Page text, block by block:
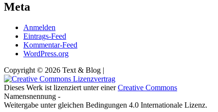
Meta
Anmelden
Eintrags-Feed
Kommentar-Feed
WordPress.org
Copyright © 2026 Text & Blog |
Dieses Werk ist lizenziert unter einerCreative Commons
Namensnennung -
Weitergabe unter gleichen Bedingungen 4.0 Internationale Lizenz.